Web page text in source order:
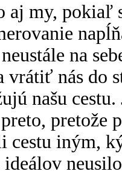
aj my, pokiaľ
na
vrátiť nás do
našu
pretože
cestu iným,
ideálov